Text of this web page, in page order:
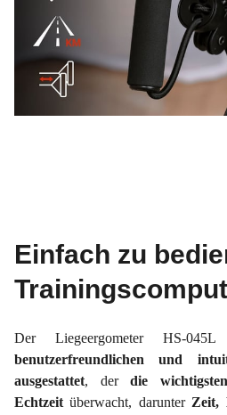
Einfach zu
Der Liegeergometer HS-
benutzerfreundlichen und
ausgestattet, derdie
Echtzeit überwacht, darunter Zeit,